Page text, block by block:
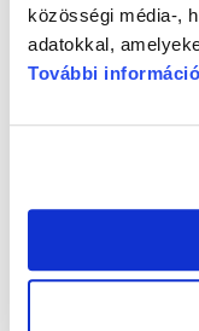
közösségi média-,
adatokkal,
További